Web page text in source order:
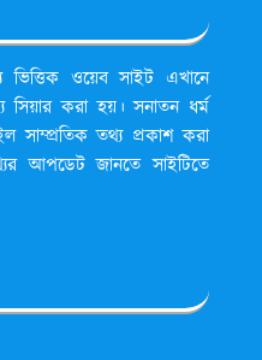
ওয়েব সাইট এখানে
করা হয়। সনাতন ধর্ম
তথ্য প্রকাশ করা
আপডেট জানতে সাইটিতে